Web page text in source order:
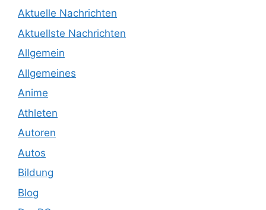
Aktuelle Nachrichten
Aktuellste Nachrichten
Allgemein
Allgemeines
Anime
Athleten
Autoren
Autos
Bildung
Blog